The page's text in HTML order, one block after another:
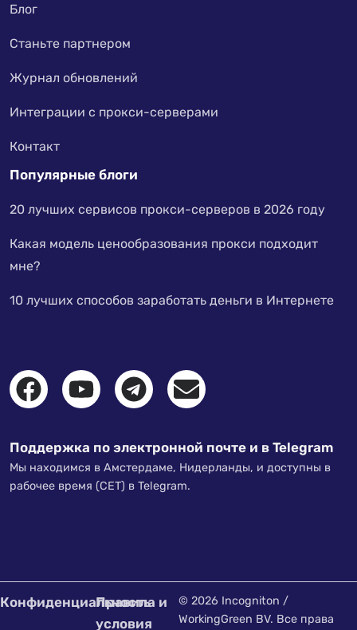
Блог
Станьте партнером
Журнал обновлений
Интеграции с прокси-серверами
Контакт
Популярные блоги
20 лучших сервисов прокси-серверов в 2026 году
Какая модель ценообразования прокси подходит
мне?
10 лучших способов заработать деньги в Интернете
Поддержка по электронной почте и в Telegram
Мы находимся в Амстердаме, Нидерланды, и доступны в
рабочее время (CET) в Telegram.
© 2026 Incogniton /
WorkingGreen BV. Все права
Конфиденциальность
Правила и
условия